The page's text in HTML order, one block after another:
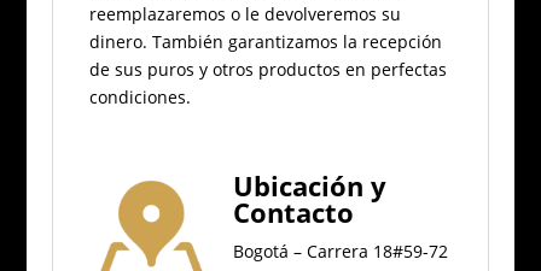
reemplazaremos o le devolveremos su
dinero. También garantizamos la recepción
de sus puros y otros productos en perfectas
condiciones.
Ubicación y
Contacto
Bogotá – Carrera 18#59-72